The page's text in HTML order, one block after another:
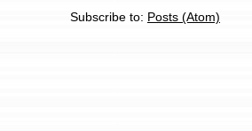
Subscribe to: Posts (Atom)